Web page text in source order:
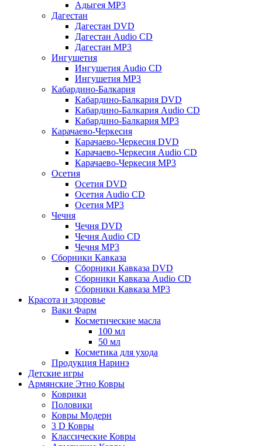
Адыгея MP3
Дагестан
Дагестан DVD
Дагестан Audio CD
Дагестан MP3
Ингушетия
Ингушетия Audio CD
Ингушетия MP3
Кабардино-Балкария
Кабардино-Балкария DVD
Кабардино-Балкария Audio CD
Кабардино-Балкария MP3
Карачаево-Черкесия
Карачаево-Черкесия DVD
Карачаево-Черкесия Audio CD
Карачаево-Черкесия MP3
Осетия
Осетия DVD
Осетия Audio CD
Осетия MP3
Чечня
Чечня DVD
Чечня Audio CD
Чечня MP3
Сборники Кавказа
Сборники Кавказа DVD
Сборники Кавказа Audio CD
Сборники Кавказа MP3
Красота и здоровье
Ваки Фарм
Косметические масла
100 мл
50 мл
Косметика для ухода
Продукция Наринэ
Детские игры
Армянские Этно Ковры
Коврики
Половики
Ковры Модерн
3 D Ковры
Классические Ковры